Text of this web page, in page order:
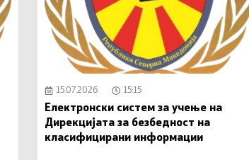
15.07.2026 15:15
Електронски систем за учење на
Дирекцијата за безбедност на
класифицирани информации